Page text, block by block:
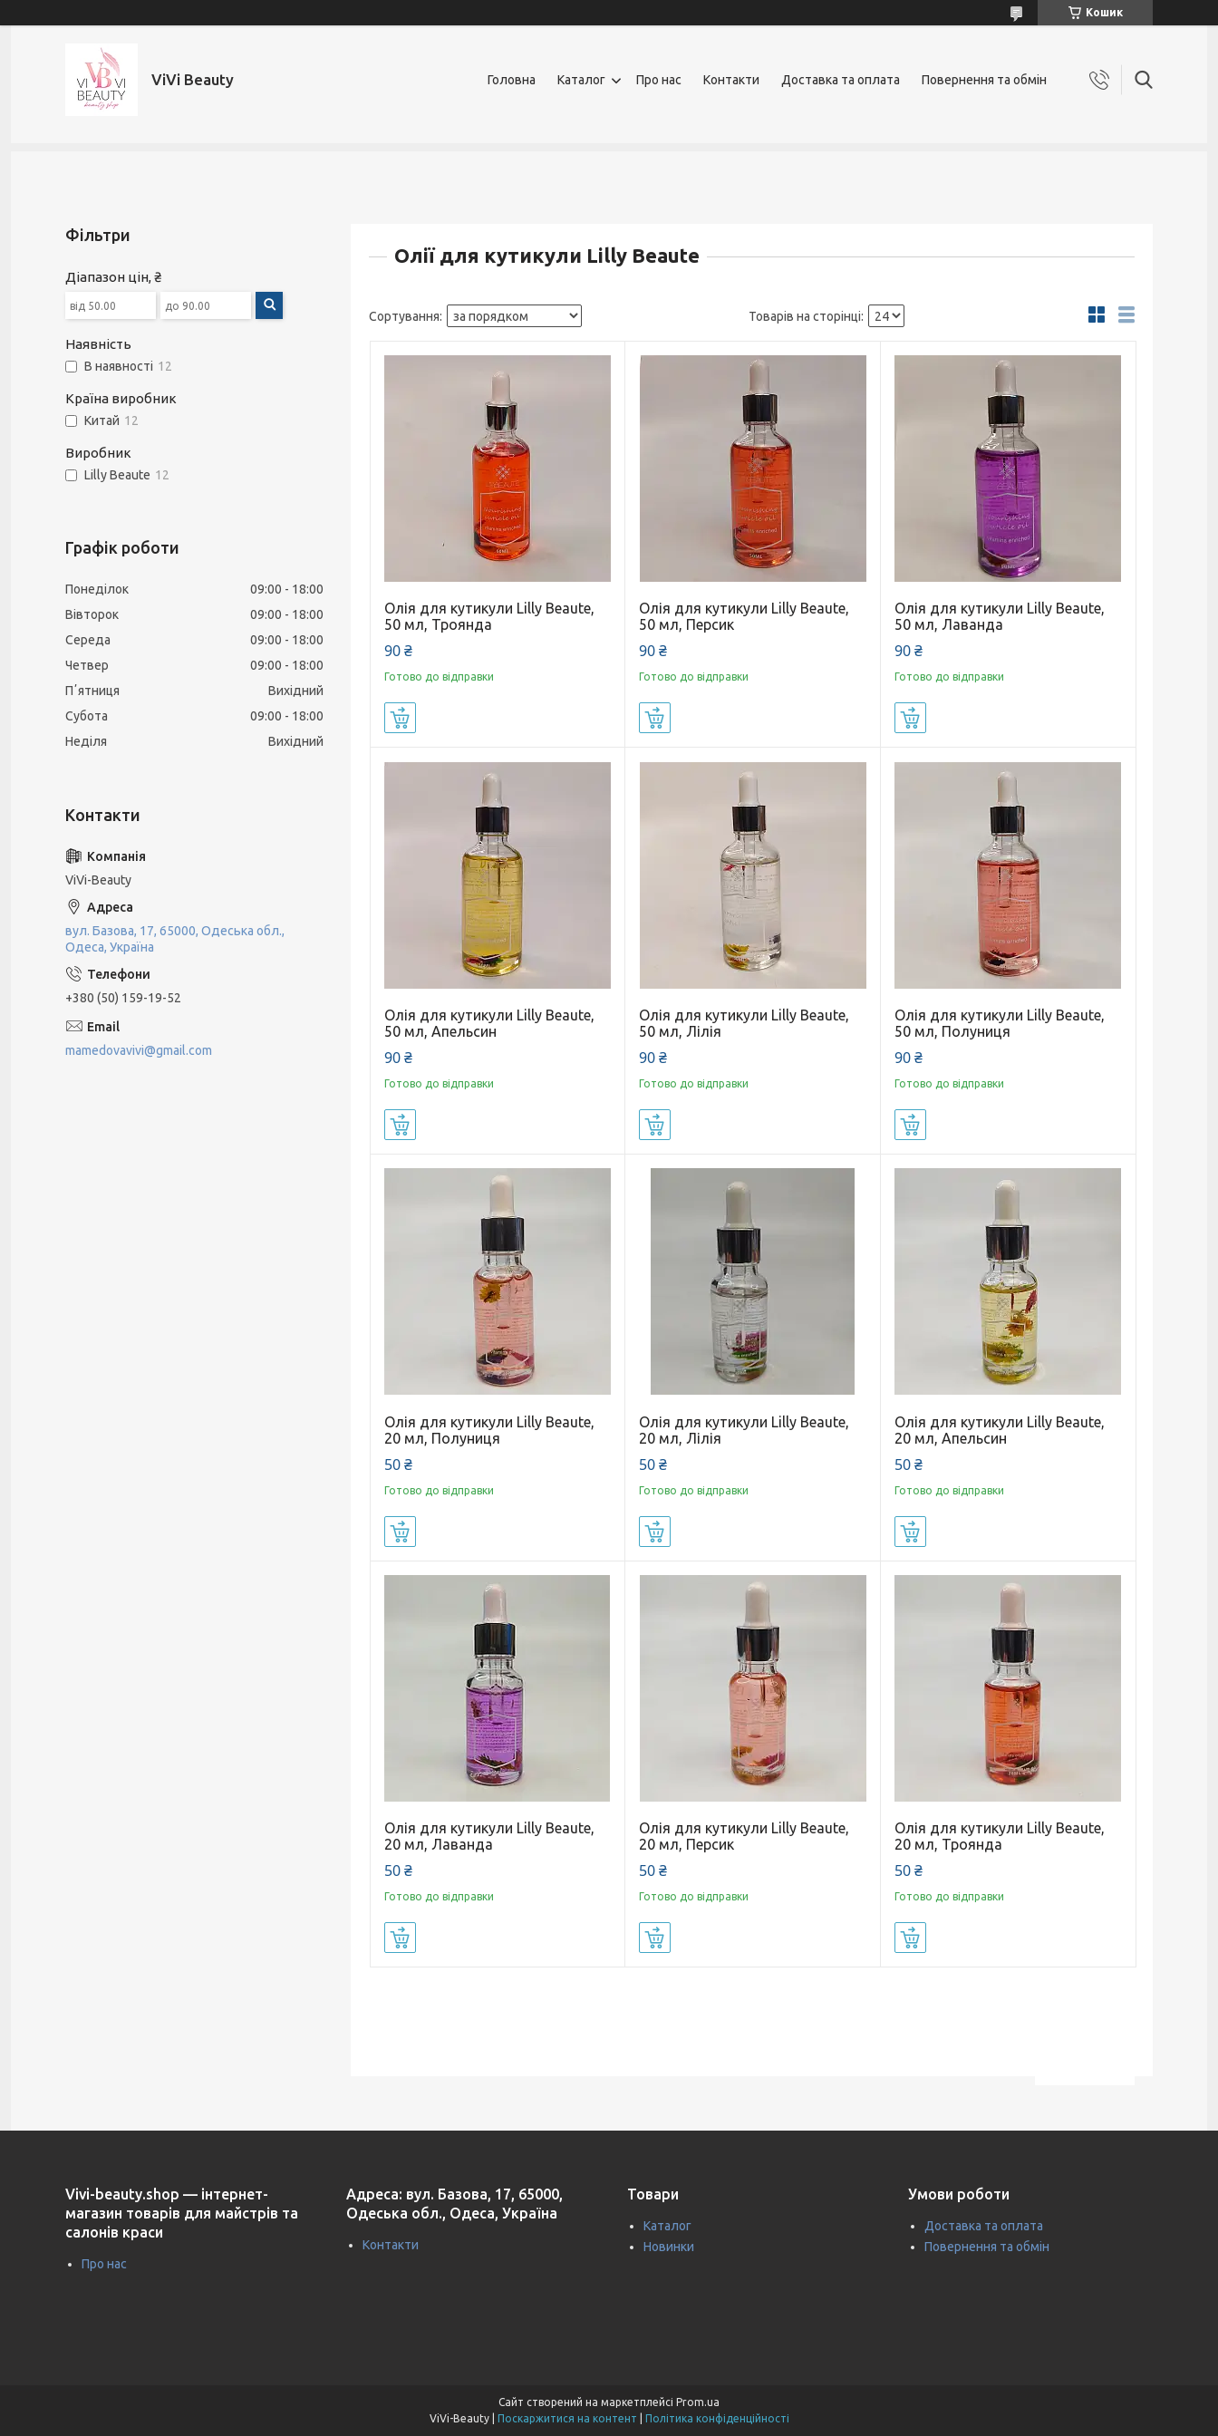
Кошик
ViVi Beauty Головна Каталог Про нас Контакти Доставка та оплата Повернення та обмін
Олії для кутикули Lilly Beaute
Олія для кутикули Lilly Beaute,
50 мл, Троянда
90 ₴
Готово до відправки
Олія для кутикули Lilly Beaute,
50 мл, Персик
90 ₴
Готово до відправки
Олія для кутикули Lilly Beaute,
50 мл, Лаванда
90 ₴
Готово до відправки
Олія для кутикули Lilly Beaute,
50 мл, Апельсин
90 ₴
Готово до відправки
Олія для кутикули Lilly Beaute,
50 мл, Лілія
90 ₴
Готово до відправки
Олія для кутикули Lilly Beaute,
50 мл, Полуниця
90 ₴
Готово до відправки
Олія для кутикули Lilly Beaute,
20 мл, Полуниця
50 ₴
Готово до відправки
Олія для кутикули Lilly Beaute,
20 мл, Лілія
50 ₴
Готово до відправки
Олія для кутикули Lilly Beaute,
20 мл, Апельсин
50 ₴
Готово до відправки
Олія для кутикули Lilly Beaute,
20 мл, Лаванда
50 ₴
Готово до відправки
Олія для кутикули Lilly Beaute,
20 мл, Персик
50 ₴
Готово до відправки
Олія для кутикули Lilly Beaute,
20 мл, Троянда
50 ₴
Готово до відправки
Фільтри
Діапазон цін, ₴
Наявність
В наявності 12
Країна виробник
Китай 12
Виробник
Lilly Beaute 12
Графік роботи
Понеділок 09:00
18:00
Вівторок
09:00
18:00
Середа
09:00
18:00
Четвер
09:00
18:00
Пʼятниця
Вихідний
Субота
09:00
18:00
Неділя
Вихідний
ViVi-Beauty
вул. Базова, 17, 65000, Одеська обл.,
Одеса, Україна
+380 (50) 159-19-52
mamedovavivi@gmail.com
Vivi-beauty.shop — інтернет-
магазин товарів для майстрів та
салонів краси
Про нас
Адреса: вул. Базова, 17, 65000,
Одеська обл., Одеса, Україна
Контакти
Товари
Каталог
Новинки
Умови роботи
Доставка та оплата
Повернення та обмін
Сайт створений на маркетплейсі Prom.ua
Поскаржитися на контент Політика конфіденційності